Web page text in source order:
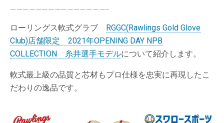
———————————————–
ローリングス軟式グラブ RGGC(Rawlings Gold Glove
Club)店舗限定 2021年OPENING DAY NPB
COLLECTION 糸井選手モデルについて紹介します。
軟式最上級の品質と芯材もプロ仕様を忠実に再現したこ
だわりの逸品です。